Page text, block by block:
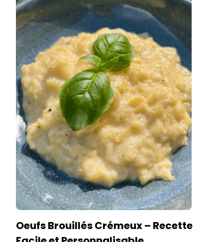
Oeufs Brouillés Crémeux – Recette